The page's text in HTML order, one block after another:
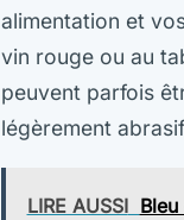
alimentation et
vin rouge ou au
peuvent parfois
légèrement
LIRE AUSSI